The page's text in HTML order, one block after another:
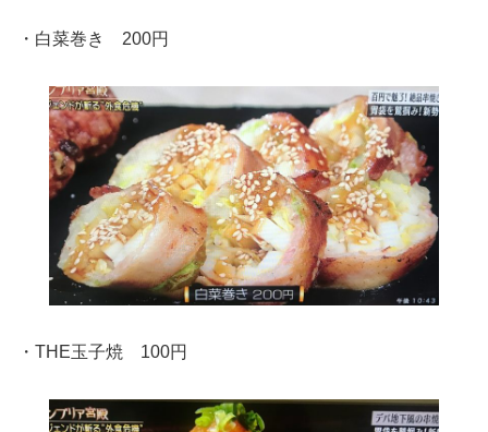
・白菜巻き 200円
・THE玉子焼 100円